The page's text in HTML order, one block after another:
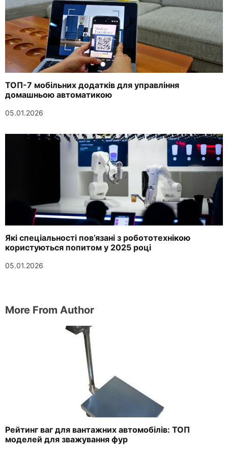
ТОП-7 мобільних додатків для управління
домашньою автоматикою
05.01.2026
Які спеціальності пов’язані з робототехнікою
користуються попитом у 2025 році
05.01.2026
More From Author
Рейтинг ваг для вантажних автомобілів: ТОП
моделей для зважування фур